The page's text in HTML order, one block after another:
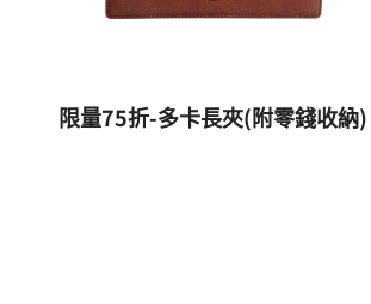
限量75折-多卡長夾(附零錢收納)